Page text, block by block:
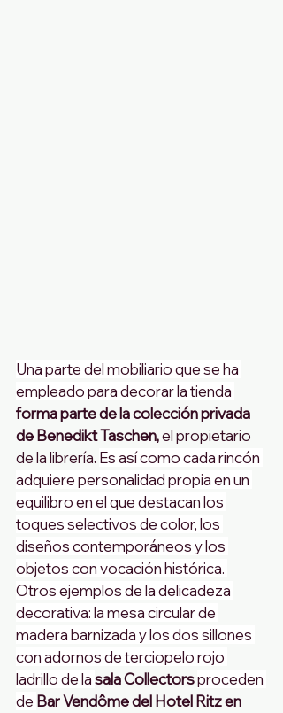
Una parte del mobiliario que se ha
empleado para decorar la tienda
forma parte de la colección privada
de Benedikt Taschen, el propietario
de la librería. Es así como cada rincón
adquiere personalidad propia en un
equilibro en el que destacan los
toques selectivos de color, los
diseños contemporáneos y los
objetos con vocación histórica.
Otros ejemplos de la delicadeza
decorativa: la mesa circular de
madera barnizada y los dos sillones
con adornos de terciopelo rojo
ladrillo de la sala Collectors proceden
de Bar Vendôme del Hotel Ritz en